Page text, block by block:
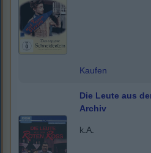
Kaufen
Die Leute aus
Archiv
k.A.